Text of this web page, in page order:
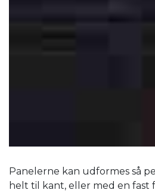
Panelerne kan udformes så
helt til kant, eller med en fast